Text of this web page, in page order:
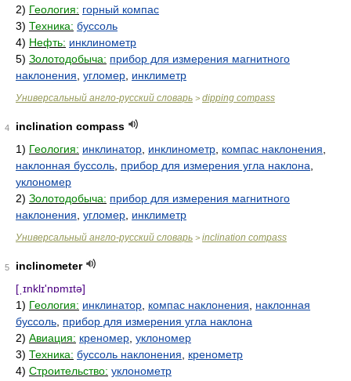
2) Геология: горный компас
3) Техника: буссоль
4) Нефть: инклинометр
5) Золотодобыча: прибор для измерения магнитного
наклонения угломер инклиметр
Универсальный англо-русский словарь > dipping compass
4
inclination compass
1) Геология: инклинатор инклинометр компас наклонения
наклонная буссоль прибор для измерения угла наклона
уклономер
2) Золотодобыча: прибор для измерения магнитного
наклонения угломер инклиметр
Универсальный англо-русский словарь > inclination compass
5
inclinometer
[ˌɪnklɪ'nɒmɪtə]
1) Геология: инклинатор компас наклонения
наклонная
буссоль прибор для измерения угла наклона
2) Авиация: креномер уклономер
3) Техника: буссоль наклонения
кренометр
4) Строительство: уклонометр